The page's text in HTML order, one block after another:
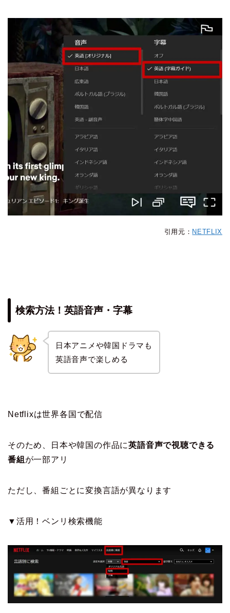
引用元： NETFLIX
検索方法！英語音声・字幕
日本アニメや韓国ドラマも
英語音声で楽しめる
Netflixは世界各国で配信
そのため、日本や韓国の作品に英語音声で視聴できる
番組 が一部アリ
ただし、番組ごとに変換言語が異なります
▼活用！ベンリ検索機能